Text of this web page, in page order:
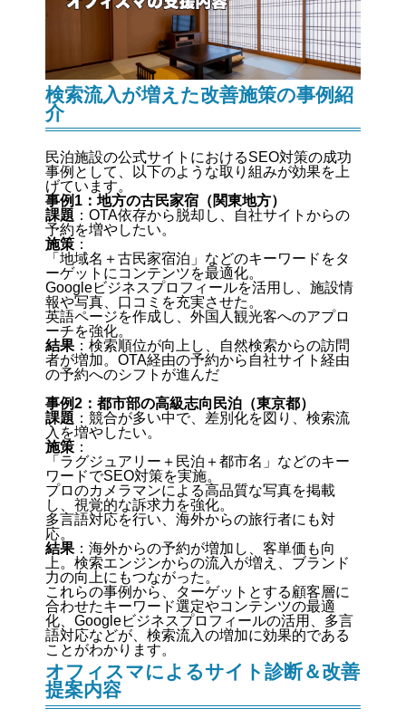
検索流入が増えた改善施策の事例紹
介
民泊施設の公式サイトにおけるSEO対策の成功
事例として、以下のような取り組みが効果を上
げています。​
事例1：地方の古民家宿（関東地方）
課題 ：​OTA依存から脱却し、自社サイトからの
予約を増やしたい。
施策 ：
「地域名＋古民家宿泊」などのキーワードをタ
ーゲットにコンテンツを最適化。
Googleビジネスプロフィールを活用し、施設情
報や写真、口コミを充実させた。
英語ページを作成し、外国人観光客へのアプロ
ーチを強化。
結果 ：​検索順位が向上し、自然検索からの訪問
者が増加。OTA経由の予約から自社サイト経由
の予約へのシフトが進んだ
事例2：都市部の高級志向民泊（東京都）
課題 ：​競合が多い中で、差別化を図り、検索流
入を増やしたい。
施策 ：
「ラグジュアリー＋民泊＋都市名」などのキー
ワードでSEO対策を実施。
プロのカメラマンによる高品質な写真を掲載
し、視覚的な訴求力を強化。
多言語対応を行い、海外からの旅行者にも対
応。
結果 ：​海外からの予約が増加し、客単価も向
上。検索エンジンからの流入が増え、ブランド
力の向上にもつながった。
これらの事例から、ターゲットとする顧客層に
合わせたキーワード選定やコンテンツの最適
化、Googleビジネスプロフィールの活用、多言
語対応などが、検索流入の増加に効果的である
ことがわかります。
オフィスマによるサイト診断＆改善
提案内容